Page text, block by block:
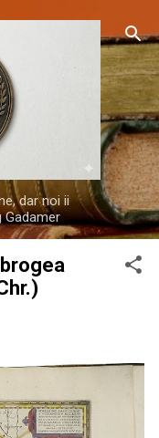
dar noi ii
Gadamer